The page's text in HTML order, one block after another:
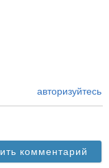
авторизуйтесь